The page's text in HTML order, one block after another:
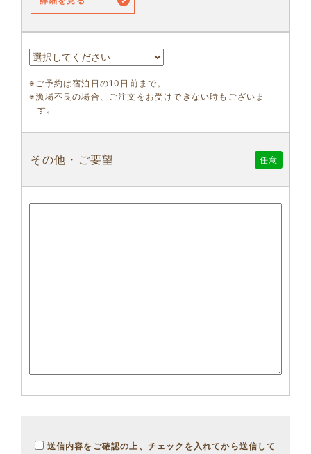
※ご予約は宿泊日の10日前まで。
※漁場不良の場合、ご注文をお受けできない時もございま
す。
その他・ご要望 任意
送信内容をご確認の上、チェックを入れてから送信して